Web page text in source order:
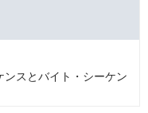
ンスとバイト・シーケン